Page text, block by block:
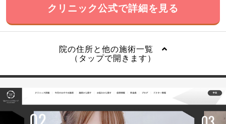
クリニック公式で詳細を見る
院の住所と他の施術一覧
（タップで開きます）